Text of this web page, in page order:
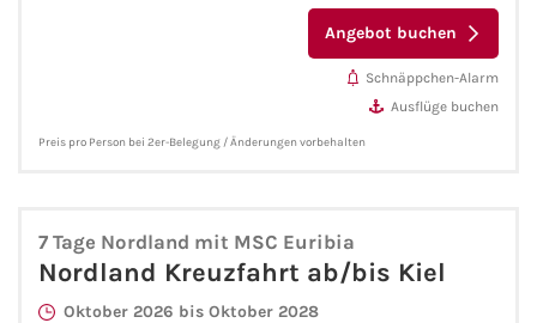
Hurtigruten
Norwegian Cruise Line
Angebot buchen
Schnäppchen-Alarm
Ausflüge buchen
Preis pro Person bei 2er-Belegung / Änderungen vorbehalten
7 Tage Nordland mit MSC Euribia
Nordland Kreuzfahrt ab/bis Kiel
Oktober 2026 bis Oktober 2028